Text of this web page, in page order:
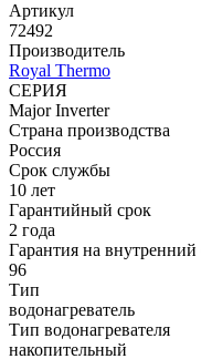
Артикул
72492
Производитель
Royal Thermo
СЕРИЯ
Major Inverter
Страна производства
Россия
Срок службы
10 лет
Гарантийный срок
2 года
Гарантия на внутренний
96
Тип
водонагреватель
Тип водонагревателя
накопительный